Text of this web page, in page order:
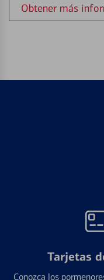
Obtener más
Tarjetas
Conozca los